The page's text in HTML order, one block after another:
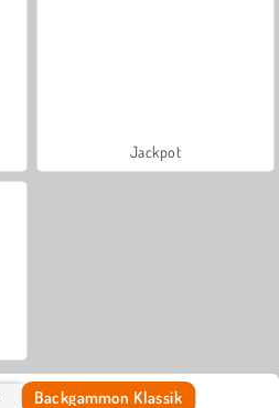
Jackpot
Backgammon Klassik